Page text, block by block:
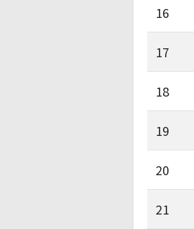
16
17
18
19
20
21